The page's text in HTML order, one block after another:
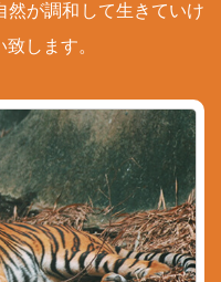
然が調和して生きていけ
します。